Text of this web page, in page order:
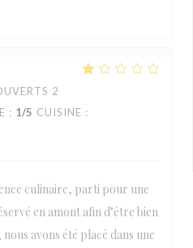
2
: 1/5 CUISINE :
culinaire, parti pour une
en amont afin d’être bien
avons été placé dans une